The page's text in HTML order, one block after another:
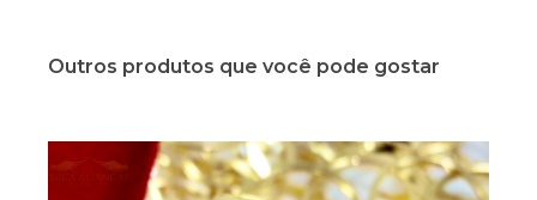
Outros produtos que você pode gostar